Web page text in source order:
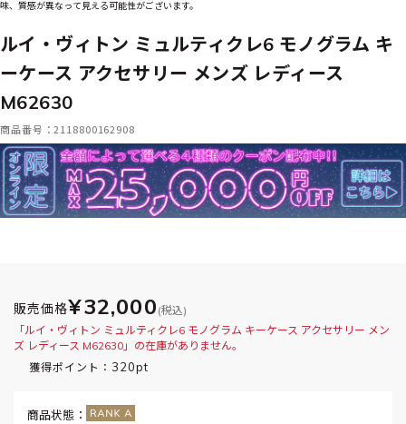
味、質感が異なって見える可能性がございます。
ルイ・ヴィトン ミュルティクレ6 モノグラム キ
ーケース アクセサリー メンズ レディース
M62630
商品番号：2118800162908
販売価格¥32,000 (税込)
「ルイ・ヴィトン ミュルティクレ6 モノグラム キーケース アクセサリー メン
ズ レディース M62630」の在庫がありません。
獲得ポイント： 320pt
商品状態：